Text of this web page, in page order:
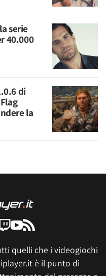
serie
40.000
di
la
quelli che i videogiochi
è il punto di